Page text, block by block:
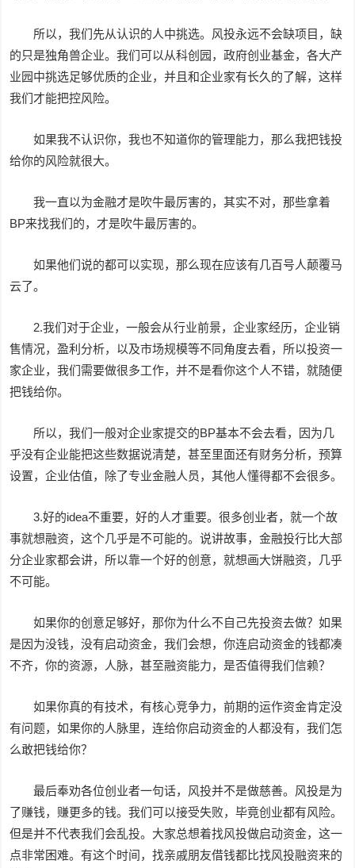
所以，我们先从认识的人中挑选。风投永远不会缺项目，缺
的只是独角兽企业。我们可以从科创园，政府创业基金，各大产
业园中挑选足够优质的企业，并且和企业家有长久的了解，这样
我们才能把控风险。
如果我不认识你，我也不知道你的管理能力，那么我把钱投
给你的风险就很大。
我一直以为金融才是吹牛最厉害的，其实不对，那些拿着
BP来找我们的，才是吹牛最厉害的。
如果他们说的都可以实现，那么现在应该有几百号人颠覆马
云了。
2.我们对于企业，一般会从行业前景，企业家经历，企业销
售情况，盈利分析，以及市场规模等不同角度去看，所以投资一
家企业，我们需要做很多工作，并不是看你这个人不错，就随便
把钱给你。
所以，我们一般对企业家提交的BP基本不会去看，因为几
乎没有企业能把这些数据说清楚，甚至里面还有财务分析，预算
设置，企业估值，除了专业金融人员，其他人懂得都不会很多。
3.好的idea不重要，好的人才重要。很多创业者，就一个故
事就想融资，这个几乎是不可能的。说讲故事，金融投行比大部
分企业家都会讲，所以靠一个好的创意，就想画大饼融资，几乎
不可能。
如果你的创意足够好，那你为什么不自己先投资去做？如果
是因为没钱，没有启动资金，我们会想，你连启动资金的钱都凑
不齐，你的资源，人脉，甚至融资能力，是否值得我们信赖？
如果你真的有技术，有核心竞争力，前期的运作资金肯定没
有问题，如果你的人脉里，连给你启动资金的人都没有，我们怎
么敢把钱给你？
最后奉劝各位创业者一句话，风投并不是做慈善。风投是为
了赚钱，赚更多的钱。我们可以接受失败，毕竟创业都有风险。
但是并不代表我们会乱投。大家总想着找风投做启动资金，这一
点非常困难。有这个时间，找亲戚朋友借钱都比找风投融资来的